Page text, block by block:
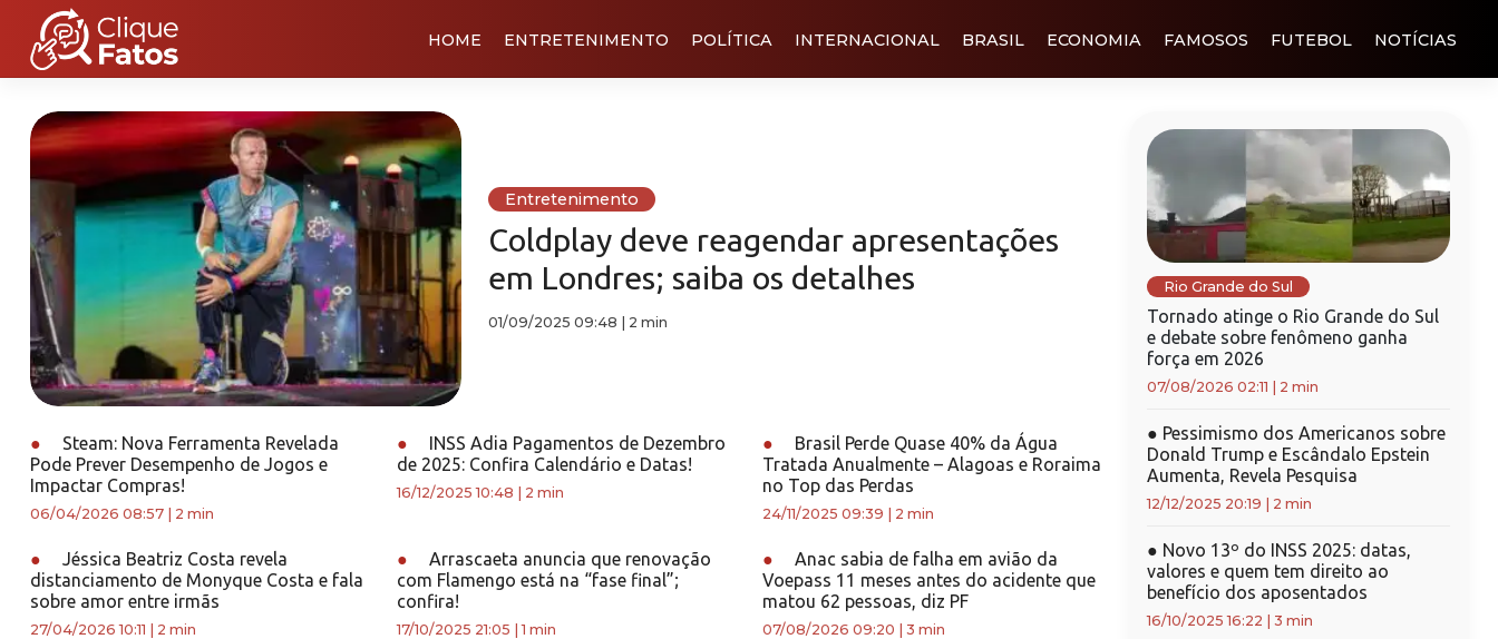
HOME ENTRETENIMENTO POLÍTICA INTERNACIONAL BRASIL ECONOMIA FAMOSOS FUTEBOL NOTÍCIAS
Entretenimento
Coldplay deve reagendar apresentações
em Londres; saiba os detalhes
01/09/2025 09:48 2 min
●
Steam: Nova Ferramenta Revelada
Pode Prever Desempenho de Jogos e
Impactar Compras!
06/04/2026 08:57 2 min
●
INSS Adia Pagamentos de Dezembro
de 2025: Confira Calendário e Datas!
16/12/2025 10:48 2 min
●
Brasil Perde Quase 40% da Água
Tratada Anualmente – Alagoas e Roraima
no Top das Perdas
24/11/2025 09:39 2 min
●
Jéssica Beatriz Costa revela
distanciamento de Monyque Costa e fala
sobre amor entre irmãs
27/04/2026 10:11 2 min
●
Arrascaeta anuncia que renovação
com Flamengo está na “fase final”;
confira!
17/10/2025 21:05 |1 min
●
Anac sabia de falha em avião da
Voepass 11 meses antes do acidente que
matou 62 pessoas, diz PF
07/08/2026 09:20 3 min
Rio Grande do Sul
Tornado atinge o Rio Grande do Sul
e debate sobre fenômeno ganha
força em 2026
07/08/2026 02:11 2 min
● Pessimismo dos Americanos sobre
Donald Trump e Escândalo Epstein
Aumenta, Revela Pesquisa
12/12/2025 20:19 2 min
● Novo 13º do INSS 2025: datas,
valores e quem tem direito ao
benefício dos aposentados
16/10/2025 16:22 3 min